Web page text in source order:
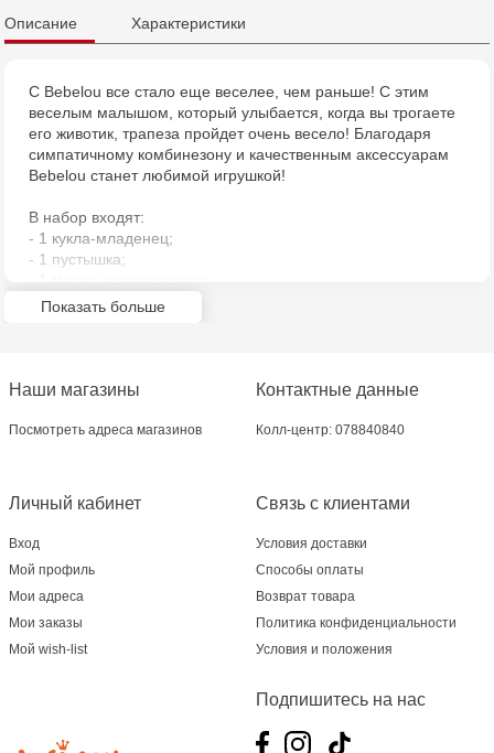
Multistore Centru - bd. Cantemir, 6
Jucărenia Rîșcani - bd. Moscova, 2
Jucărenia Bălți - str. Alexandru Cel Bun, 5
Jucărenia Cahul - str. Ștefan cel Mare, 29А
Jucarenia Ciocana - bd.Mircea cel Bătrân, 39
Multistore Soroca - bd. Ștefan cel Mare, 110
Jucărenia Bălți- EviMall, et2
Описание Характеристики
С Bebelou все стало еще веселее, чем раньше! С этим
веселым малышом, который улыбается, когда вы трогаете
его животик, трапеза пройдет очень весело! Благодаря
симпатичному комбинезону и качественным аксессуарам
Bebelou станет любимой игрушкой!
В набор входят:
- 1 кукла-младенец;
- 1 пустышка;
- столовые приборы;
Показать больше
Наши магазины
Посмотреть адреса магазинов
Связь с клиентами
Условия доставки
Способы оплаты
Возврат товара
Политика конфиденциальности
Условия и положения
Личный кабинет
Вход
Мой профиль
Мои адреса
Мои заказы
Мой wish-list
Контактные данные
Колл-центр: 078840840
Подпишитесь на нас